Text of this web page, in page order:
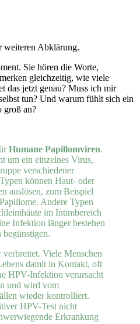
weiteren Abklärung.
Sie hören die Worte,
gleichzeitig, wie viele
das jetzt genau? Muss ich mir
tun? Und warum fühlt sich ein
groß an?
Humane Papillomviren.
um ein einzelnes Virus,
verschiedener
können Haut- oder
auslösen, zum Beispiel
Andere Typen
im Intimbereich
Infektion länger bestehen
verbreitet. Viele Menschen
damit in Kontakt, oft
HPV-Infektion verursacht
und wird vom
wieder kontrolliert.
HPV-Test nicht
Erkrankung